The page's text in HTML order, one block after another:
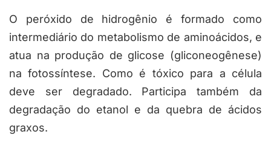
O peróxido de hidrogênio é formado como
intermediário do metabolismo de aminoácidos, e
atua na produção de glicose (gliconeogênese)
na fotossíntese. Como é tóxico para a célula
deve ser degradado. Participa também da
degradação do etanol e da quebra de ácidos
graxos.